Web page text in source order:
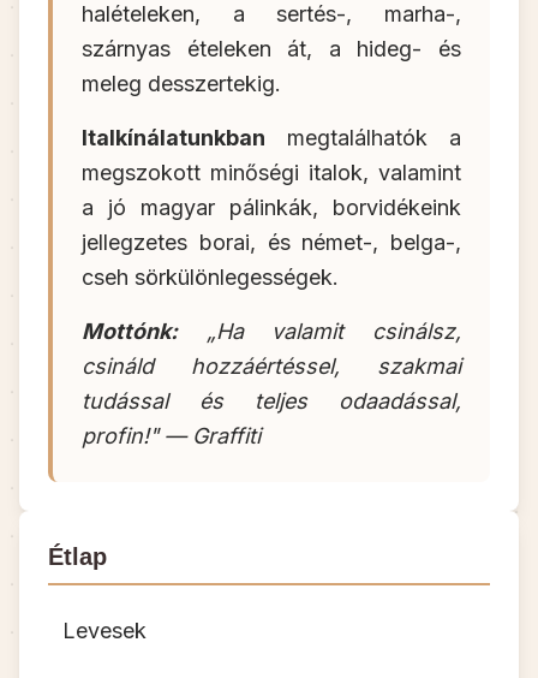
Étlap
Levesek
halételeken, a sertés-, marha-,
szárnyas ételeken át, a hideg- és
meleg desszertekig.
Italkínálatunkban megtalálhatók a
megszokott minőségi italok, valamint
a jó magyar pálinkák, borvidékeink
jellegzetes borai, és német-, belga-,
cseh sörkülönlegességek.
Mottónk:„Ha valamit csinálsz,
csináld hozzáértéssel, szakmai
tudással és teljes odaadással,
profin!" — Graffiti